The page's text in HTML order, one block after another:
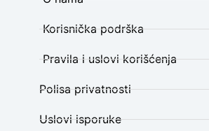
Korisnička podrška
Pravila i uslovi korišćenja
Polisa privatnosti
Uslovi isporuke